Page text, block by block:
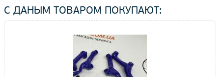
С ДАНЫМ ТОВАРОМ ПОКУПАЮТ: